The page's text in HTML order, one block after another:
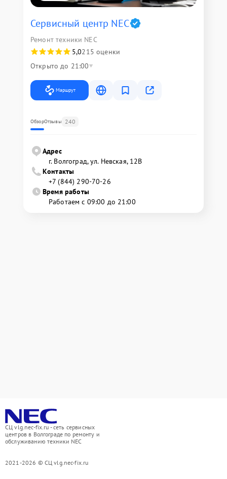
Сервисный центр NEC
Ремонт техники NEC
5,0215 оценки
Открыто до 21:00
Маршрут
ОбзорОтзывы 240
Адрес
г. Волгоград, ул. Невская, 12В
Контакты
+7 (844) 290-70-26
Время работы
Работаем с 09:00 до 21:00
СЦ vlg.nec-fix.ru - сеть сервисных
центров в Волгограде по ремонту и
обслуживанию техники NEC
2021-2026 © СЦ vlg.nec-fix.ru